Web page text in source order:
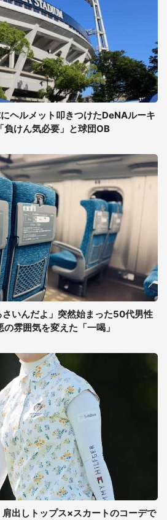
ヘルメット叩きつけたDeNAルーキ
負けん気必要」と球団OB
いんだよ」突然始まった50代男性
雰囲気を変えた「一喝」
出しトップス×スカートのコーデで